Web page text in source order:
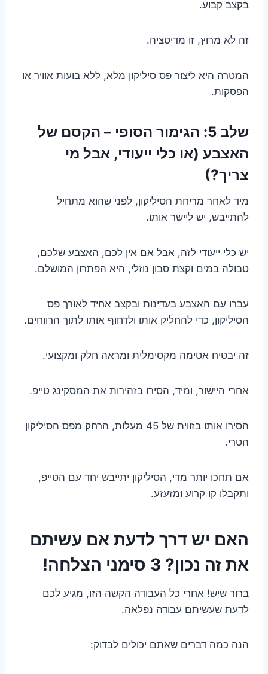
בקצב קבוע.
זה לא מרוץ, זו מדיטציה.
המטרה היא ליצור פס סיליקון מלא, ללא בועות אוויר או
הפסקות.
שלב 5: הגימור הסופי – הקסם של
האצבע (או כלי ייעודי, אבל מי
צריך?)
מיד לאחר מריחת הסיליקון, לפני שהוא מתחיל
להתייבש, יש ליישר אותו.
יש כלי ייעודי לזה, אבל אם אין לכם, האצבע שלכם,
טבולה במים וקצת סבון נוזלי, היא הפתרון המושלם.
עברו עם האצבע בעדינות ובקצב אחיד לאורך פס
הסיליקון, כדי להחליק אותו ולדחוף אותו לתוך הרווחים.
זה יבטיח אטימה מקסימלית ומראה חלק ומקצועי.
אחרי היישור, ומיד, הסירו בזהירות את המסקינג טייפ.
הסירו אותו בזווית של 45 מעלות, הרחק מפס הסיליקון
הטרי.
אם תחכו יותר מדי, הסיליקון יתייבש יחד עם הטייפ,
ותקבלו קו קרוע ומזעזע.
האם יש דרך לדעת אם עשיתם
את זה נכון? 3 סימני הצלחה!
ברור שיש! אחרי כל העבודה הקשה הזו, מגיע לכם
לדעת שעשיתם עבודה נפלאה.
הנה כמה דברים שאתם יכולים לבדוק: